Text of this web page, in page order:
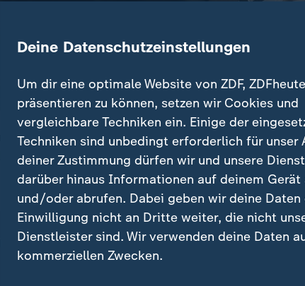
und Nordwesten Deutschlands führte eine
und Regen zu massiven Verkehrsbehinderungen.
Deine Datenschutzeinstellungen
Um dir eine optimale Website von ZDF,
präsentieren zu können, setzen wir Cookies und
vergleichbare Techniken ein. Einige der
Techniken sind unbedingt erforderlich für unser
deiner Zustimmung dürfen wir und unsere
darüber hinaus Informationen auf deinem Gerät
und/oder abrufen. Dabei geben wir deine Daten
Einwilligung nicht an Dritte weiter, die nicht
Dienstleister sind. Wir verwenden deine Daten
kommerziellen Zwecken.